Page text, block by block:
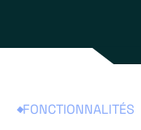
FONCTIONNALITÉS